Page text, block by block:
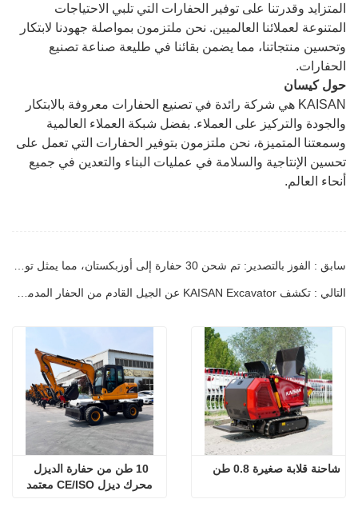
المتزايد وقدرتنا على توفير الحفارات التي تلبي الاحتياجات
المتنوعة لعملائنا العالميين. نحن ملتزمون بمواصلة جهودنا لابتكار
وتحسين منتجاتنا، مما يضمن بقائنا في طليعة صناعة تصنيع
الحفارات.
حول كيسان
KAISAN هي شركة رائدة في تصنيع الحفارات معروفة بالابتكار
والجودة والتركيز على العملاء. بفضل شبكة العملاء العالمية
وسمعتنا المتميزة، نحن ملتزمون بتوفير الحفارات التي تعمل على
تحسين الإنتاجية والسلامة في عمليات البناء والتعدين في جميع
أنحاء العالم.
محرك ديزل CE/ISO معتمد
شاحنة قلابة صغيرة 0.8 طن